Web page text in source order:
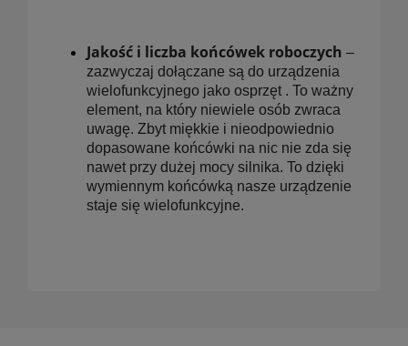
Jakość i liczba końcówek roboczych –
zazwyczaj dołączane są do urządzenia
wielofunkcyjnego jako osprzęt . To ważny
element, na który niewiele osób zwraca
uwagę. Zbyt miękkie i nieodpowiednio
dopasowane końcówki na nic nie zda się
nawet przy dużej mocy silnika. To dzięki
wymiennym końcówką nasze urządzenie
staje się wielofunkcyjne.